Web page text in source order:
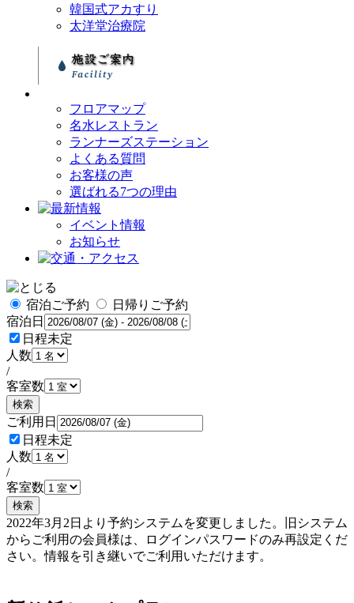
韓国式アカすり
太洋堂治療院
フロアマップ
名水レストラン
ランナーズステーション
よくある質問
お客様の声
選ばれる7つの理由
イベント情報
お知らせ
宿泊ご予約
日帰りご予約
宿泊日
日程未定
人数
/
客室数
検索
ご利用日
日程未定
人数
/
客室数
検索
2022年3月2日より予約システムを変更しました。旧システム
からご利用の会員様は、ログインパスワードのみ再設定くだ
さい。情報を引き継いでご利用いただけます。